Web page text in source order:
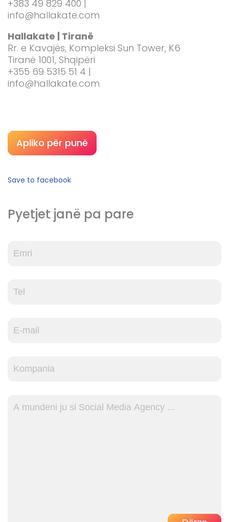
+383 49 829 400 |
info@hallakate.com
Hallakate | Tiranë
Rr. e Kavajës, Kompleksi Sun Tower, K6
Tiranë 1001, Shqipëri
+355 69 5315 51 4 |
info@hallakate.com
Apliko për punë
Save to facebook
Pyetjet janë pa pare